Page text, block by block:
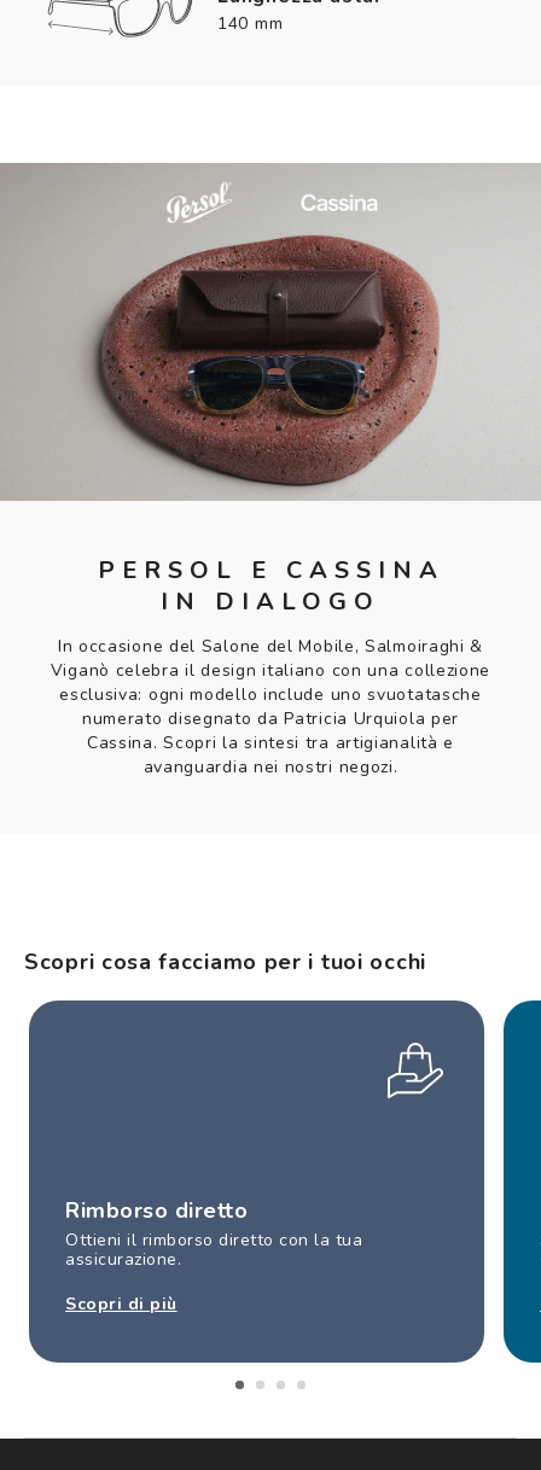
140 mm
PERSOL E CASSINA
IN DIALOGO
In occasione del Salone del Mobile, Salmoiraghi &
Viganò celebra il design italiano con una collezione
esclusiva: ogni modello include uno svuotatasche
numerato disegnato da Patricia Urquiola per
Cassina. Scopri la sintesi tra artigianalità e
avanguardia nei nostri negozi.
Scopri cosa facciamo per i tuoi occhi
Rimborso diretto
Ottieni il rimborso diretto con la tua
assicurazione.
Scopri di più